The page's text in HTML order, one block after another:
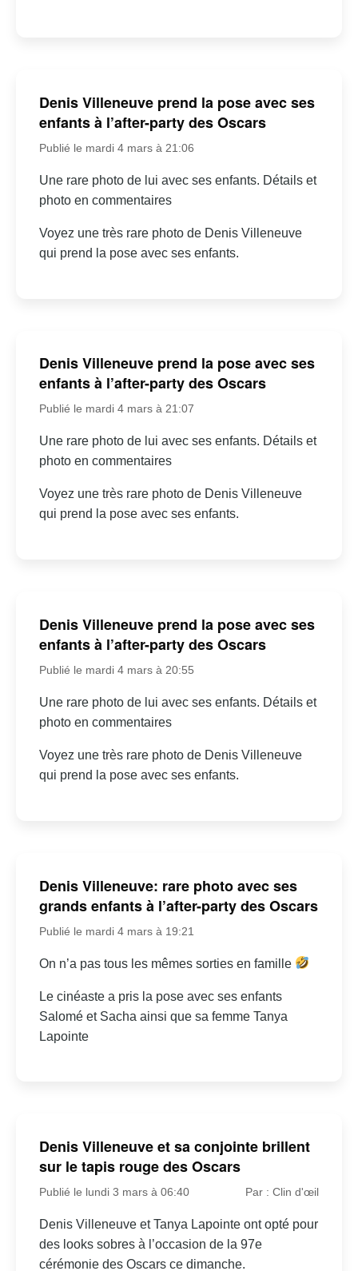
Denis Villeneuve prend la pose avec ses
enfants à l’after-party des Oscars
Publié le mardi 4 mars à 21:06
Une rare photo de lui avec ses enfants. Détails et
photo en commentaires
Voyez une très rare photo de Denis Villeneuve
qui prend la pose avec ses enfants.
Denis Villeneuve prend la pose avec ses
enfants à l’after-party des Oscars
Publié le mardi 4 mars à 21:07
Une rare photo de lui avec ses enfants. Détails et
photo en commentaires
Voyez une très rare photo de Denis Villeneuve
qui prend la pose avec ses enfants.
Denis Villeneuve prend la pose avec ses
enfants à l’after-party des Oscars
Publié le mardi 4 mars à 20:55
Une rare photo de lui avec ses enfants. Détails et
photo en commentaires
Voyez une très rare photo de Denis Villeneuve
qui prend la pose avec ses enfants.
Denis Villeneuve: rare photo avec ses
grands enfants à l’after-party des Oscars
Publié le mardi 4 mars à 19:21
On n’a pas tous les mêmes sorties en famille
Le cinéaste a pris la pose avec ses enfants
Salomé et Sacha ainsi que sa femme Tanya
Lapointe
Denis Villeneuve et sa conjointe brillent
sur le tapis rouge des Oscars
Publié le lundi 3 mars à 06:40 Par : Clin d'œil
Denis Villeneuve et Tanya Lapointe ont opté pour
des looks sobres à l’occasion de la 97e
cérémonie des Oscars ce dimanche.